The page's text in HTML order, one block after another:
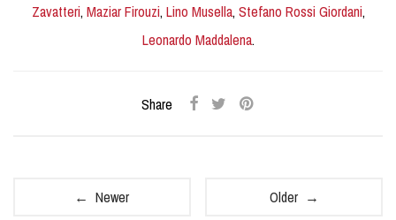
Zavatteri, Maziar Firouzi, Lino Musella, Stefano Rossi Giordani,
Leonardo Maddalena.
Share
← Newer Older →